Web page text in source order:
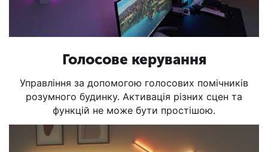
Голосове керування
Управління за допомогою голосових помічників
розумного будинку. Активація різних сцен та
функцій не може бути простішою.